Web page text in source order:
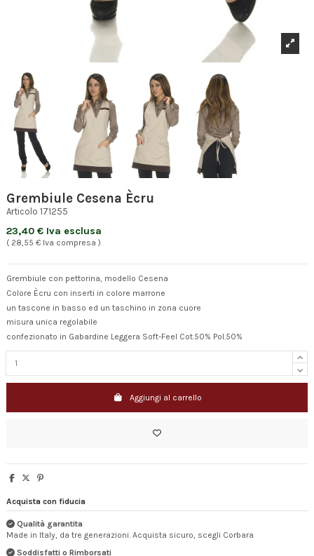
Grembiule Cesena Ècru
Articolo 171255
23,40 € Iva esclusa
( 28,55 € Iva compresa )
Grembiule con pettorina, modello Cesena
Colore Ècru con inserti in colore marrone
un tascone in basso ed un taschino in zona cuore
misura unica regolabile
confezionato in Gabardine Leggera Soft-Feel Cot.50% Pol.50%
Aggiungi al carrello
Acquista con fiducia
Qualità garantita
Made in Italy, da tre generazioni. Acquista sicuro, scegli Corbara
Soddisfatti o Rimborsati